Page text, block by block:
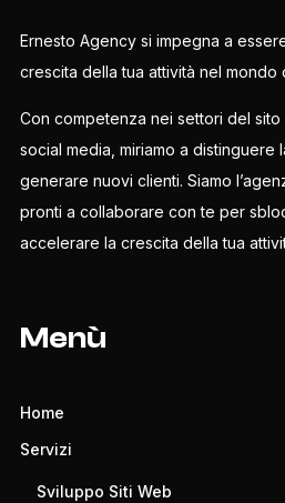
Ernesto Agency si impegna a
crescita della tua attività nel mondo
Con competenza nei settori del
social media, miriamo a distinguere
generare nuovi clienti. Siamo
pronti a collaborare con te per
accelerare la crescita della tua
Menù
Home
Servizi
Sviluppo Siti Web